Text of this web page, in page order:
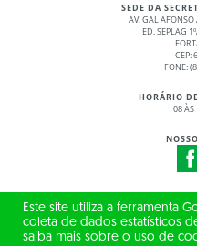
SEDE DA
AV. GAL
ED. SEPLAG
CEP:
FONE:
HORÁRIO
08 ÀS
© 2017 - 2026 –
TODOS OS
Este site utiliza a ferramenta
coleta de dados estatísticos
saiba mais sobre o uso de